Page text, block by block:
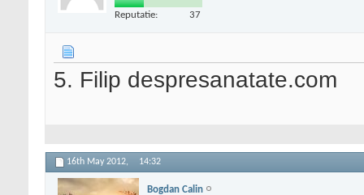
Reputatie: 37
5. Filip despresanatate.com
16th May 2012, 14:32
Bogdan Calin